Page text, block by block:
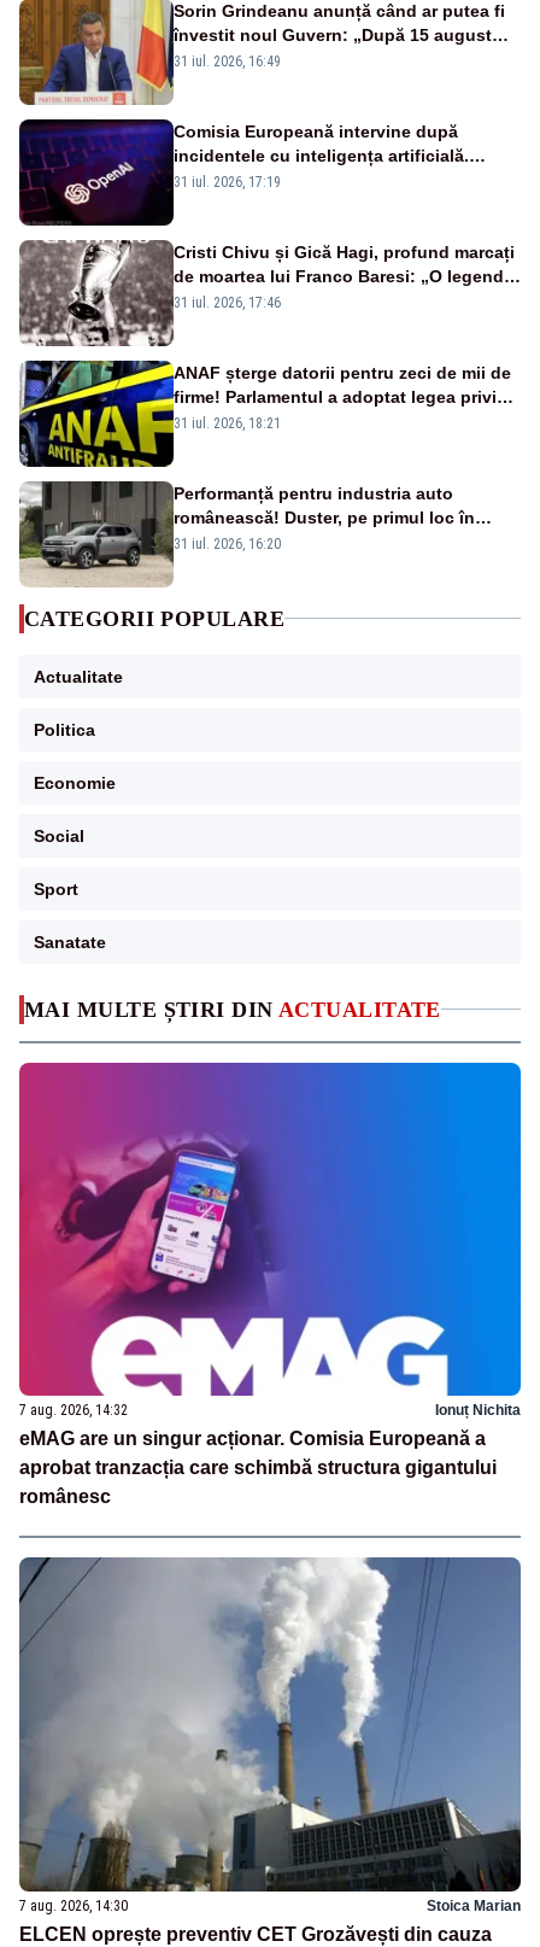
MAI MULTE ȘTIRI DIN ACTUALITATE
7 aug. 2026, 14:32 Ionuț Nichita
eMAG are un singur acționar. Comisia Europeană a
aprobat tranzacția care schimbă structura gigantului
românesc
7 aug. 2026, 14:30 Stoica Marian
ELCEN oprește preventiv CET Grozăvești din cauza
Sorin Grindeanu anunță când ar putea fi
învestit noul Guvern: „După 15 august
sunt șanse mai mari”
31 iul. 2026, 16:49
Comisia Europeană intervine după
incidentele cu inteligența artificială.
OpenAI și Anthropic, vizate
31 iul. 2026, 17:19
Cristi Chivu și Gică Hagi, profund marcați
de moartea lui Franco Baresi: „O legendă
a fotbalului mondial”
31 iul. 2026, 17:46
ANAF șterge datorii pentru zeci de mii de
firme! Parlamentul a adoptat legea privind
amnistia fiscală
31 iul. 2026, 18:21
Performanță pentru industria auto
românească! Duster, pe primul loc în
topul vânzărilor din Ucraina
31 iul. 2026, 16:20
CATEGORII POPULARE
Actualitate
Politica
Economie
Social
Sport
Sanatate